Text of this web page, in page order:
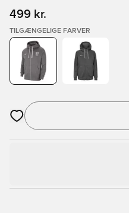
499 kr.
TILGÆNGELIGE FARVER
Åbner en Modal til at logge